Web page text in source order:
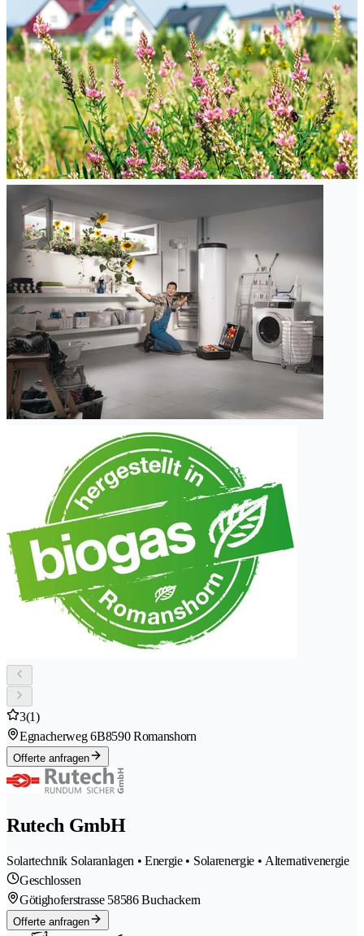
3(1)
Egnacherweg 6B8590 Romanshorn
Offerte anfragen
Rutech GmbH
Solartechnik Solaranlagen • Energie • Solarenergie • Alternativenergie
Geschlossen
Götighoferstrasse 58586 Buchackern
Offerte anfragen